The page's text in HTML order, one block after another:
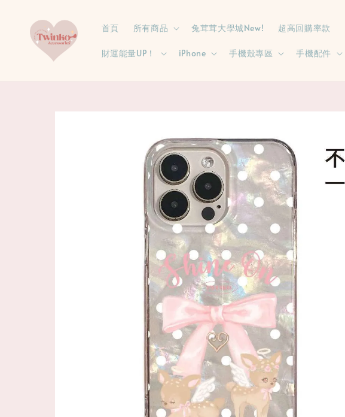
首頁 所有商品 兔茸茸大學城New! 超高回購率款
財運能量UP！ iPhone 手機殼專區 手機配件